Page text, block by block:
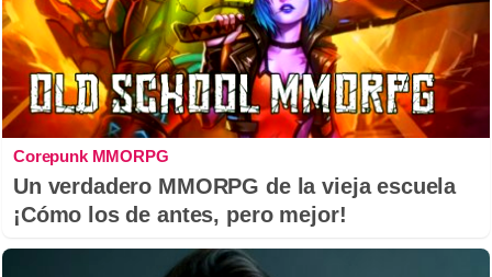
Corepunk MMORPG
Un verdadero MMORPG de la vieja escuela
¡Cómo los de antes, pero mejor!